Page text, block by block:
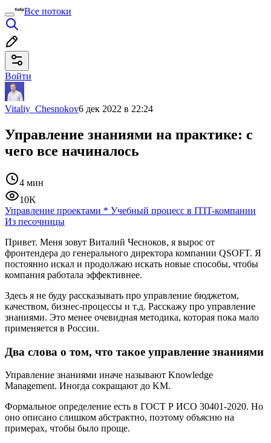
Все потоки
Войти
Vitaliy_Chesnokov6 дек 2022 в 22:24
Управление знаниями на практике: с
чего все начиналось
4 мин
10K
Управление проектами * Учебный процесс в ITIT-компании
Из песочницы
Привет. Меня зовут Виталий Чесноков, я вырос от
фронтендера до генерального директора компании QSOFT. Я
постоянно искал и продолжаю искать новые способы, чтобы
компания работала эффективнее.
Здесь я не буду рассказывать про управление бюджетом,
качеством, бизнес-процессы и т.д. Расскажу про управление
знаниями. Это менее очевидная методика, которая пока мало
применяется в России.
Два слова о том, что такое управление знаниями
Управление знаниями иначе называют Knowledge
Management. Иногда сокращают до KM.
Формальное определение есть в ГОСТ Р ИСО 30401-2020. Но
оно описано слишком абстрактно, поэтому объясню на
примерах, чтобы было проще.